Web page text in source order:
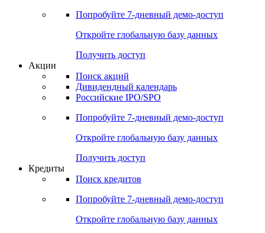
Попробуйте 7-дневный демо-доступ
Откройте глобальную базу данных
Получить доступ
Акции
Поиск акций
Дивидендный календарь
Российские IPO/SPO
Попробуйте 7-дневный демо-доступ
Откройте глобальную базу данных
Получить доступ
Кредиты
Поиск кредитов
Попробуйте 7-дневный демо-доступ
Откройте глобальную базу данных